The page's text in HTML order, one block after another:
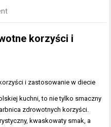
korzyści i
kuchni, to nie tylko smaczny
zdrowotnych korzyści.
kwaskowaty smak, a